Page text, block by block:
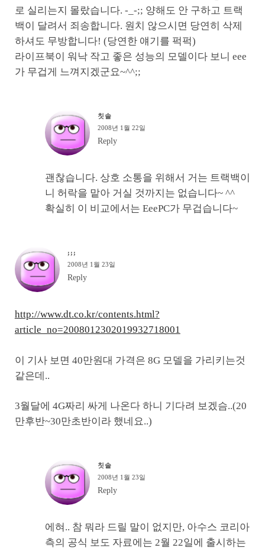
로 실리는지 몰랐습니다. -_-;; 양해도 안 구하고 트랙
백이 달려서 죄송합니다. 원치 않으시면 당연히 삭제
하셔도 무방합니다! (당연한 얘기를 퍽퍽)
라이프북이 워낙 작고 좋은 성능의 모델이다 보니 eee
가 무겁게 느껴지겠군요~^^;;
칫솔
2008년 1월 22일
Reply
괜찮습니다. 상호 소통을 위해서 거는 트랙백이
니 허락을 맡아 거실 것까지는 없습니다~ ^^
확실히 이 비교에서는 EeePC가 무겁습니다~
;;;
2008년 1월 23일
Reply
http://www.dt.co.kr/contents.html?
article_no=2008012302019932718001
이 기사 보면 40만원대 가격은 8G 모델을 가리키는것
같은데..
3월달에 4G짜리 싸게 나온다 하니 기다려 보겠슴..(20
만후반~30만초반이라 했네요..)
칫솔
2008년 1월 23일
Reply
에혀.. 참 뭐라 드릴 말이 없지만, 아수스 코리아
측의 공식 보도 자료에는 2월 22일에 출시하는